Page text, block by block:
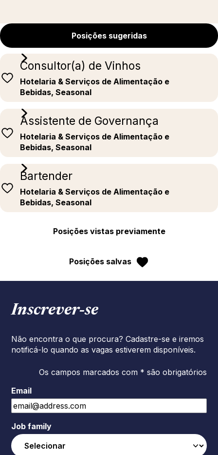
Posições sugeridas
Consultor(a) de Vinhos
Hotelaria & Serviços de Alimentação e
Bebidas, Seasonal
Assistente de Governança
Hotelaria & Serviços de Alimentação e
Bebidas, Seasonal
Bartender
Hotelaria & Serviços de Alimentação e
Bebidas, Seasonal
Posições vistas previamente
Posições salvas
Inscrever‑se
Não encontra o que procura? Cadastre-se e iremos
notificá-lo quando as vagas estiverem disponíveis.
Os campos marcados com * são obrigatórios
Email
Job family